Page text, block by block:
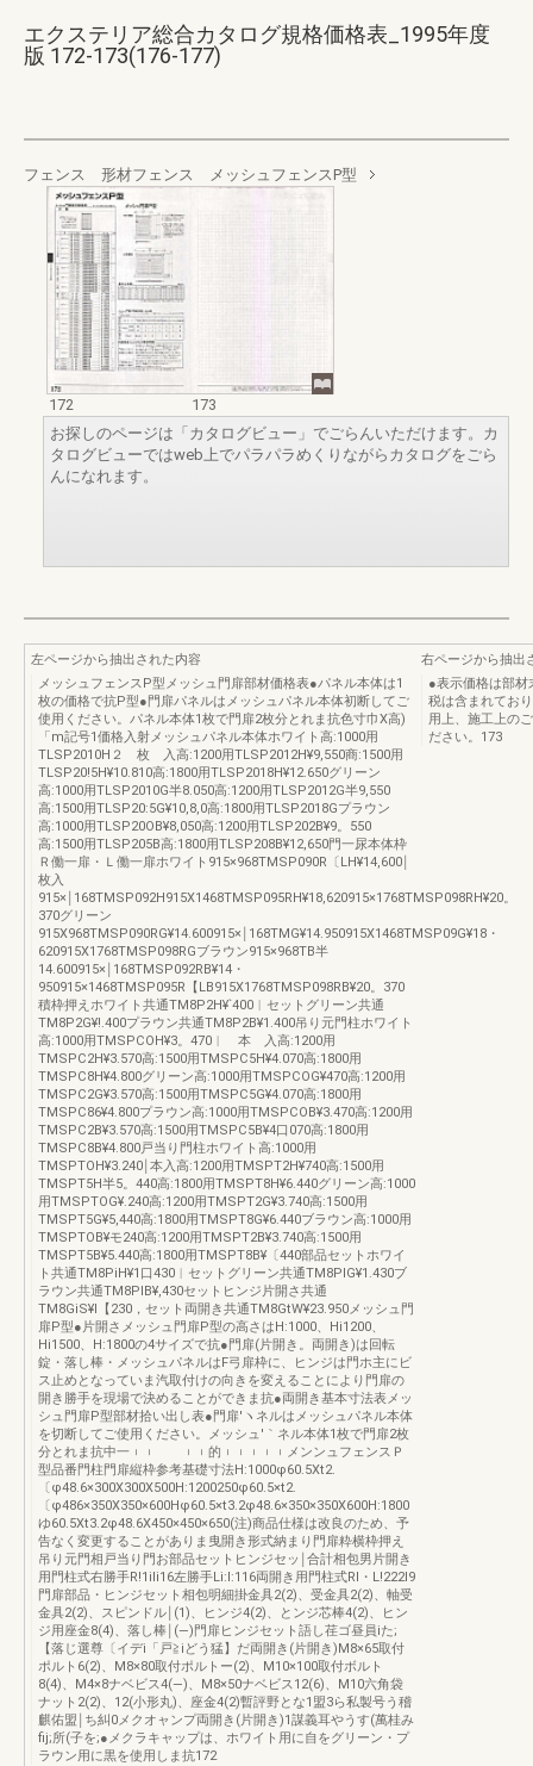
エクステリア総合カタログ規格価格表_1995年度
版 172-173(176-177)
フェンス 形材フェンス メッシュフェンスP型
172
173
お探しのページは「カタログビュー」でごらんいただけます。カ
タログビューではweb上でパラパラめくりながらカタログをごら
んになれます。
左ページから抽出された内容
メッシュフェンスP型メッシュ門扉部材価格表●パネル本体は1
枚の価格で抗P型●門扉パネルはメッシュパネル本体初断してご
使用ください。パネル本体1枚で門扉2枚分とれま抗色寸巾X高)
「m記号1価格入射メッシュパネル本体ホワイト高:1000用
TLSP2010H２ 枚 入高:1200用TLSP2012H¥9,550商:1500用
TLSP20!5H¥10.810高:1800用TLSP2018H¥12.650グリーン
高:1000用TLSP2010G半8.050高:1200用TLSP2012G半9,550
高:1500用TLSP20:5G¥10,8,0高:1800用TLSP2018Gプラウン
高:1000用TLSP20OB¥8,050高:1200用TLSP202B¥9。550
高:1500用TLSP205B高:1800用TLSP208B¥12,650門一尿本体枠
Ｒ働一扉・Ｌ働一扉ホワイト915×968TMSP090R〔LH¥14,600￨
枚入
915×￨168TMSP092H915X1468TMSP095RH¥18,620915×1768TMSP098RH¥20。
370グリーン
915X968TMSP090RG¥14.600915×￨168TMG¥14.950915X1468TMSP09G¥18・
620915X1768TMSP098RGブラウン915×968TB半
14.600915×￨168TMSP092RB¥14・
950915×1468TMSP095R【LB915X1768TMSP098RB¥20。370
積枠押えホワイト共通TM8P2H¥`400︱セットグリーン共通
TM8P2G¥!.400プラウン共通TM8P2B¥1.400吊り元門柱ホワイト
高:1000用TMSPCOH¥3。470︱ 本 入高:1200用
TMSPC2H¥3.570高:1500用TMSPC5H¥4.070高:1800用
TMSPC8H¥4.800グリーン高:1000用TMSPCOG¥470高:1200用
TMSPC2G¥3.570高:1500用TMSPC5G¥4.070高:1800用
TMSPC86¥4.800プラウン高:1000用TMSPCOB¥3.470高:1200用
TMSPC2B¥3.570高:1500用TMSPC5B¥4口070高:1800用
TMSPC8B¥4.800戸当り門柱ホワイト高:1000用
TMSPTOH¥3.240￨本入高:1200用TMSPT2H¥740高:1500用
TMSPT5H半5。440高:1800用TMSPT8H¥6.440グリーン高:1000
用TMSPTOG¥.240高:1200用TMSPT2G¥3.740高:1500用
TMSPT5G¥5,440高:1800用TMSPT8G¥6.440ブラウン高:1000用
TMSPTOB¥モ240高:1200用TMSPT2B¥3.740高:1500用
TMSPT5B¥5.440高:1800用TMSPT8B¥〔440部品セットホワイ
ト共通TM8PiH¥1口430︱セットグリーン共通TM8PlG¥1.430ブ
ラウン共通TM8PIB¥,430セットヒンジ片開さ共通
TM8GiS¥l【230，セット両開き共通TM8GtW¥23.950メッシュ門
扉P型●片開さメッシュ門扉P型の高さはH:1000、Hi1200、
Hi1500、H:1800の4サイズで抗●門扉(片開き。両開き)は回転
錠・落し棒・メッシュパネルはF弓扉枠に、ヒンジは門ホ主にビ
ス止めとなっていま汽取付けの向きを変えることにより門扉の
開き勝手を現場で決めることができま抗●両開き基本寸法表メッ
シュ門扉P型部材拾い出し表●門扉′ヽネルはメッシュパネル本体
を切断してご使用ください。メッシュ′｀ネル本体1枚で門扉2枚
分とれま抗中一︲︲ ︲︲的︲︲︲︲︲メンンュフェンスＰ
型品番門柱門扉縦枠参考基礎寸法H:1000φ60.5Xt2.
〔φ48.6×300X300X500H:1200250φ60.5×t2.
〔φ486×350X350×600Hφ60.5×t3.2φ48.6×350×350X600H:1800
ゆ60.5Xt3.2φ48.6X450×450×650(注)商品仕様は改良のため、予
告なく変更することがありま曳開き形式納まり門扉粋横枠押え
吊り元門相戸当り門お部品セットヒンジセッ￨合計相包男片開き
用門柱式右勝手R!1ili16左勝手Li:l:116両開き用門柱式Rl・L!222l9
門扉部品・ヒンジセット相包明細掛金具2(2)、受金具2(2)、軸受
金具2(2)、スピンドル￨(1)、ヒンジ4(2)、とンジ芯棒4(2)、ヒン
ジ用座金8(4)、落し棒￨(―)門扉ヒンジセット語し荏ゴ昼員iた;
【落じ選尊〔イデi「戸≧iどう猛】だ両開き(片開き)M8×65取付
ポルト6(2)、M8×80取付ポルトー(2)、M10×100取付ボルト
8(4)、M4×8ナベビス4(―)、M8×50ナベビス12(6)、M10六角袋
ナット2(2)、12(小形丸)、座金4(2)暫評野とな1盟3ら私製号う稽
麒佑盟￨ち糾0メクオャンプ両開き(片開き)1謀義耳やうす(萬桂み
fij;所(子を;●メクラキャップは、ホワイト用に自をグリーン・プ
ラウン用に黒を使用しま抗172
右ページから抽出
●表示価格は部材
税は含まれてお
用上、施工上の
ださい。173